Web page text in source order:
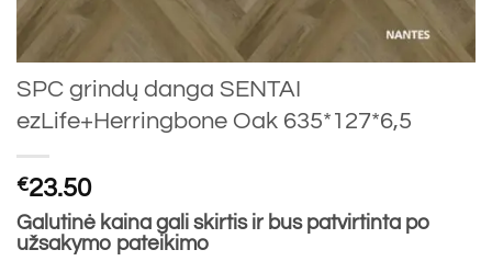
SPC grindų danga SENTAI
ezLife+Herringbone Oak 635*127*6,5
€23.50
Galutinė kaina gali skirtis ir bus patvirtinta po
užsakymo pateikimo